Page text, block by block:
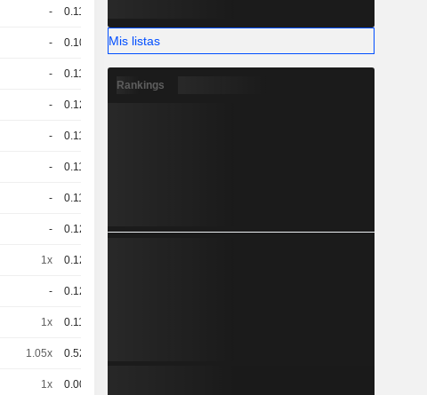
- 0.115
- 0.109 77.74 / 78.52
- 0.115
- 0.125
- 0.114
- 0.119
- 0.119
- 0.122 99.62 / 100.05
1x 0.122
- 0.125
1x 0.118
1.05x 0.525
1x 0.008
Mis listas
Rankings